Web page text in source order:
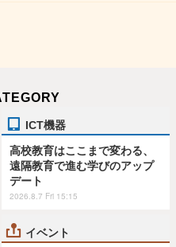
ICT機器
高校教育はここまで変わる、
遠隔教育で進む学びのアップ
デート
2026.8.7 Fri 15:15
イベント